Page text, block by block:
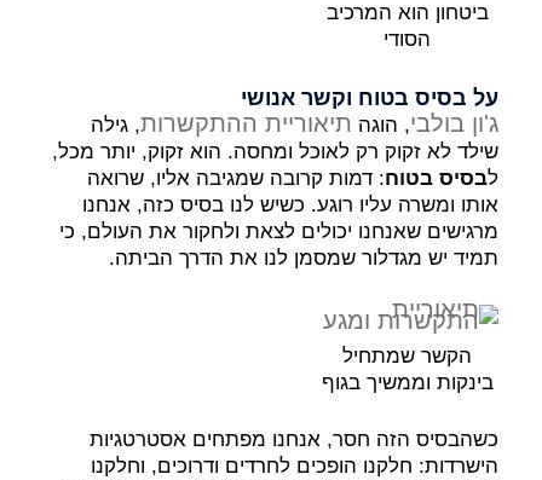
ביטחון הוא המרכיב
הסודי
על בסיס בטוח וקשר אנושי
ג'ון בולבי, הוגה תיאוריית ההתקשרות, גילה
שילד לא זקוק רק לאוכל ומחסה. הוא זקוק, יותר מכל,
לבסיס בטוח: דמות קרובה שמגיבה אליו, שרואה
אותו ומשרה עליו רוגע. כשיש לנו בסיס כזה, אנחנו
מרגישים שאנחנו יכולים לצאת ולחקור את העולם, כי
תמיד יש מגדלור שמסמן לנו את הדרך הביתה.
הקשר שמתחיל
בינקות וממשיך בגוף
כשהבסיס הזה חסר, אנחנו מפתחים אסטרטגיות
הישרדות: חלקנו הופכים לחרדים ודרוכים, וחלקנו